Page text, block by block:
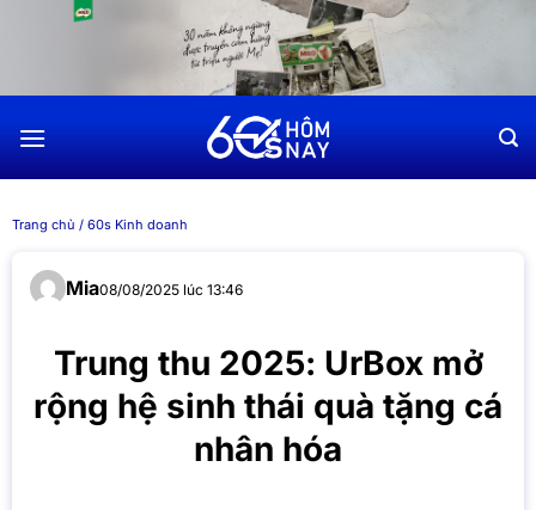
dung
Trang chủ / 60s Kinh doanh
Mia08/08/2025 lúc 13:46
Trung thu 2025: UrBox mở
rộng hệ sinh thái quà tặng cá
nhân hóa